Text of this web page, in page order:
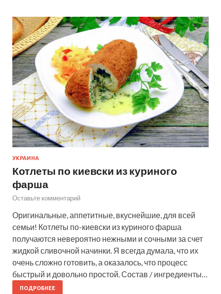
УКРАИНА
Котлеты по киевски из куриного
фарша
Оставьте комментарий
Оригинальные, аппетитные, вкуснейшие, для всей
семьи! Котлеты по-киевски из куриного фарша
получаются невероятно нежными и сочными за счет
жидкой сливочной начинки. Я всегда думала, что их
очень сложно готовить, а оказалось, что процесс
быстрый и довольно простой. Состав / ингредиенты…
ПОДРОБНЕЕ